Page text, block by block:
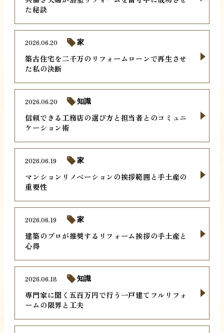
た秘訣
築古住宅を二千万のリフォームローンで再生させ
た私の決断
2026.06.20 家
信頼できる工務店の選び方と担当者とのコミュニ
ケーション術
2026.06.20 知識
マンションリノベーションの挨拶範囲と手土産の
重要性
2026.06.19 家
建築のプロが推奨するリフォーム挨拶の手土産と
心得
2026.06.19 家
専門家に聞く五百万円で行う一戸建てフルリフォ
ームの限界と工夫
2026.06.18 知識